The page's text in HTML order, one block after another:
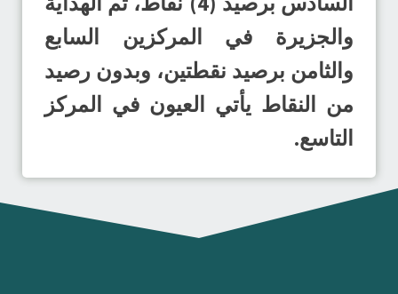
والجزيرة في المركزين السابع
والثامن برصيد نقطتين، وبدون رصيد
من النقاط يأتي العيون في المركز
التاسع.